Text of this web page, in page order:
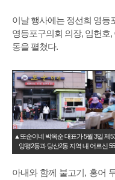
이날 행사에는 정선희 영등
영등포구의회 의장, 임헌호
동을 펼쳤다.
▲또순이네 박옥순 대표가 5월 3일 제
양평2동과 당산2동 지역 내 어르신
아내와 함께 불고기, 홍어